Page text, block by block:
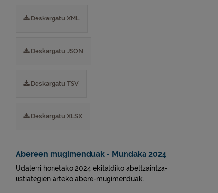
Deskargatu XML
Deskargatu JSON
Deskargatu TSV
Deskargatu XLSX
Abereen mugimenduak - Mundaka 2024
Udalerri honetako 2024 ekitaldiko abeltzaintza-
ustiategien arteko abere-mugimenduak.